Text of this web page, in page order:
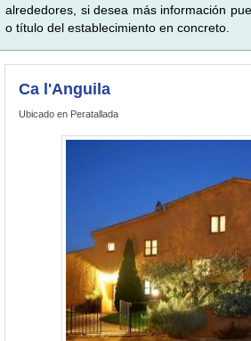
alrededores, si desea más información
o título del establecimiento en concreto.
Ca l'Anguila
Ubicado en Peratallada